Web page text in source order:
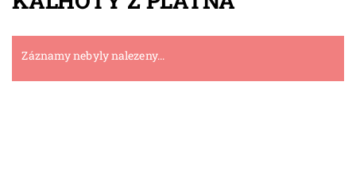
Záznamy nebyly nalezeny...